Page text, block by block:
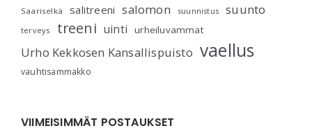
Saariselkä
salitreeni salomon suunnistus suunto
terveys treeni uinti urheiluvammat
Urho Kekkosen Kansallispuisto vaellus
vauhtisammakko
VIIMEISIMMÄT POSTAUKSET